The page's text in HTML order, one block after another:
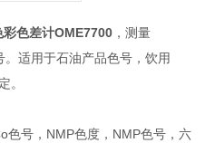
色差计OME7700，测量
适用于石油产品色号，饮用
。
色号，NMP色度，NMP色号，六